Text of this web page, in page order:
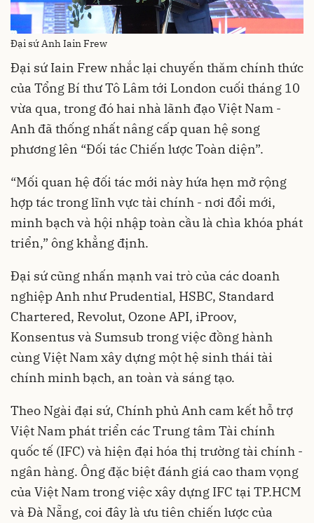
Đại sứ Anh Iain Frew
Đại sứ Iain Frew nhắc lại chuyến thăm chính thức
của Tổng Bí thư Tô Lâm tới London cuối tháng 10
vừa qua, trong đó hai nhà lãnh đạo Việt Nam -
Anh đã thống nhất nâng cấp quan hệ song
phương lên “Đối tác Chiến lược Toàn diện”.
“Mối quan hệ đối tác mới này hứa hẹn mở rộng
hợp tác trong lĩnh vực tài chính - nơi đổi mới,
minh bạch và hội nhập toàn cầu là chìa khóa phát
triển,” ông khẳng định.
Đại sứ cũng nhấn mạnh vai trò của các doanh
nghiệp Anh như Prudential, HSBC, Standard
Chartered, Revolut, Ozone API, iProov,
Konsentus và Sumsub trong việc đồng hành
cùng Việt Nam xây dựng một hệ sinh thái tài
chính minh bạch, an toàn và sáng tạo.
Theo Ngài đại sứ, Chính phủ Anh cam kết hỗ trợ
Việt Nam phát triển các Trung tâm Tài chính
quốc tế (IFC) và hiện đại hóa thị trường tài chính -
ngân hàng. Ông đặc biệt đánh giá cao tham vọng
của Việt Nam trong việc xây dựng IFC tại TP.HCM
và Đà Nẵng, coi đây là ưu tiên chiến lược của